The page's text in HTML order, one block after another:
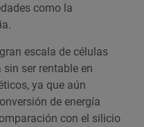
como la
escala de células
ser rentable en
ya que aún
de energía
con el silicio